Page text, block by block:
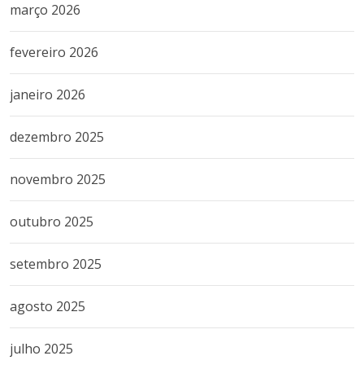
março 2026
fevereiro 2026
janeiro 2026
dezembro 2025
novembro 2025
outubro 2025
setembro 2025
agosto 2025
julho 2025